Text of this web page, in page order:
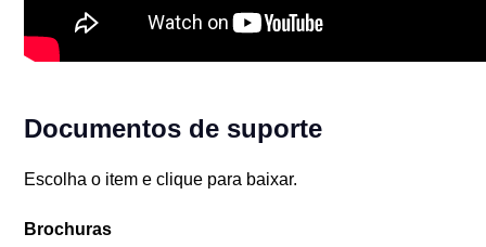
Documentos de suporte
Escolha o item e clique para baixar.
Brochuras